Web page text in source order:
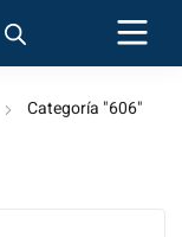
Categoría "606"